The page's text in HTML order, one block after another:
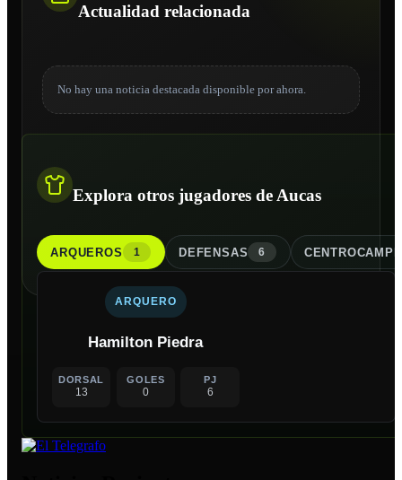
Actualidad relacionada
No hay una noticia destacada disponible por ahora.
Explora otros jugadores de Aucas
ARQUEROS 1 DEFENSAS 6
ARQUERO
Hamilton Piedra
DORSAL
13
GOLES
0
PJ
6